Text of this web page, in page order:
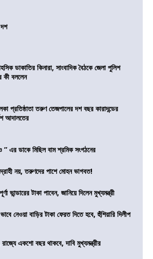
ডাকাতির কিনারা, সাংবাদিক বৈঠকে জেলা পুলিশ
কী বললেন
প্রতিষ্ঠাতা তরুণ তেজপালের দশ বছর কারাদন্ডের
আদালতের
এর ডাকে মিছিল বাম শ্রমিক সংগঠনের
নয়, তরুণদের পাশে মোহন ভাগবত!
ভান্ডারের টাকা পাবেন, জানিয়ে দিলেন মুখ্যমন্ত্রী
নেওয়া বাড়ির টাকা ফেরত দিতে হবে, হুঁশিয়ারি দিলীপ
একশো বছর থাকবে, দাবি মুখ্যমন্ত্রীর